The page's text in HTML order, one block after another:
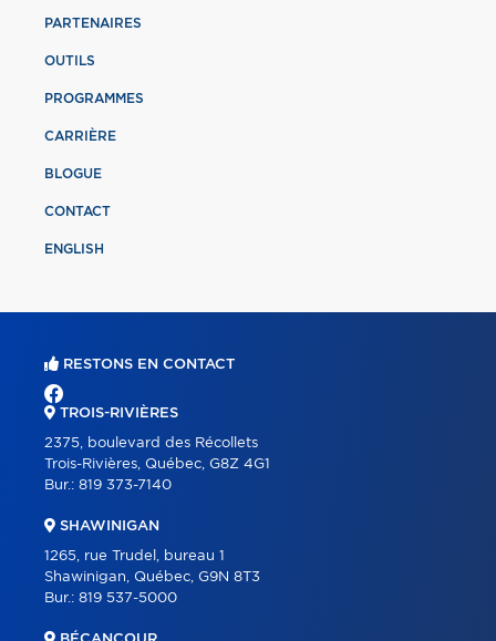
PARTENAIRES
OUTILS
PROGRAMMES
CARRIÈRE
BLOGUE
CONTACT
ENGLISH
RESTONS EN CONTACT
TROIS-RIVIÈRES
2375, boulevard des Récollets
Trois-Rivières, Québec, G8Z 4G1
Bur.: 819 373-7140
SHAWINIGAN
1265, rue Trudel, bureau 1
Shawinigan, Québec, G9N 8T3
Bur.: 819 537-5000